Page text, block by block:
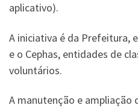
aplicativo).
A iniciativa é da Prefeitura,
e o Cephas, entidades de
voluntários.
A manutenção e